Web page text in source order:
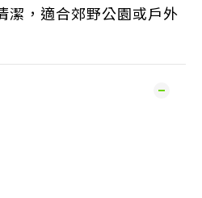
潔，適合郊野公園或戶外